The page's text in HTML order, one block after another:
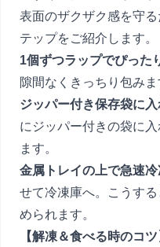
表面のザクザク感を守
テップをご紹介します。
1個ずつラップでぴった
隙間なくきっちり包みま
ジッパー付き保存袋に入
にジッパー付きの袋に
ます。
金属トレイの上で急速冷
せて冷凍庫へ。こうす
められます。
【解凍＆食べる時のコツ